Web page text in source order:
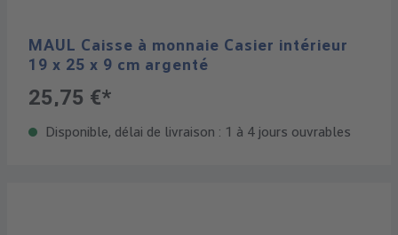
MAUL Caisse à monnaie Casier intérieur
19 x 25 x 9 cm argenté
25,75 €*
Disponible, délai de livraison : 1 à 4 jours ouvrables